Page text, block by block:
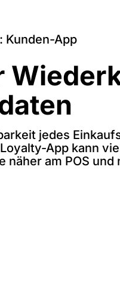
Kunden-App
jedes
App kann
näher am POS